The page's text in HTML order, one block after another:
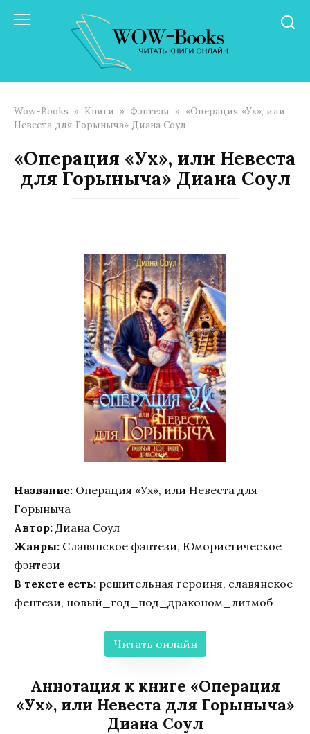
Wow-Books » Книги » Фэнтези » «Операция «Ух», или
Невеста для Горыныча» Диана Соул
«Операция «Ух», или Невеста
для Горыныча» Диана Соул
Название: Операция «Ух», или Невеста для
Горыныча
Автор: Диана Соул
Жанры: Славянское фэнтези, Юмористическое
фэнтези
В тексте есть: решительная героиня, славянское
фентези, новый_год_под_драконом_литмоб
Читать онлайн
Аннотация к книге «Операция
«Ух», или Невеста для Горыныча»
Диана Соул